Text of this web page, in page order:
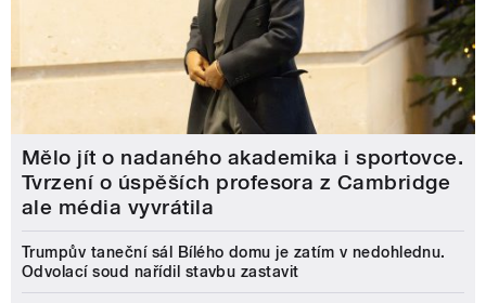
Mělo jít o nadaného akademika i sportovce.
Tvrzení o úspěších profesora z Cambridge
ale média vyvrátila
Trumpův taneční sál Bílého domu je zatím v nedohlednu.
Odvolací soud nařídil stavbu zastavit